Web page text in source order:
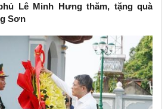
Lê Minh Hưng thăm, tặng quà
Sơn